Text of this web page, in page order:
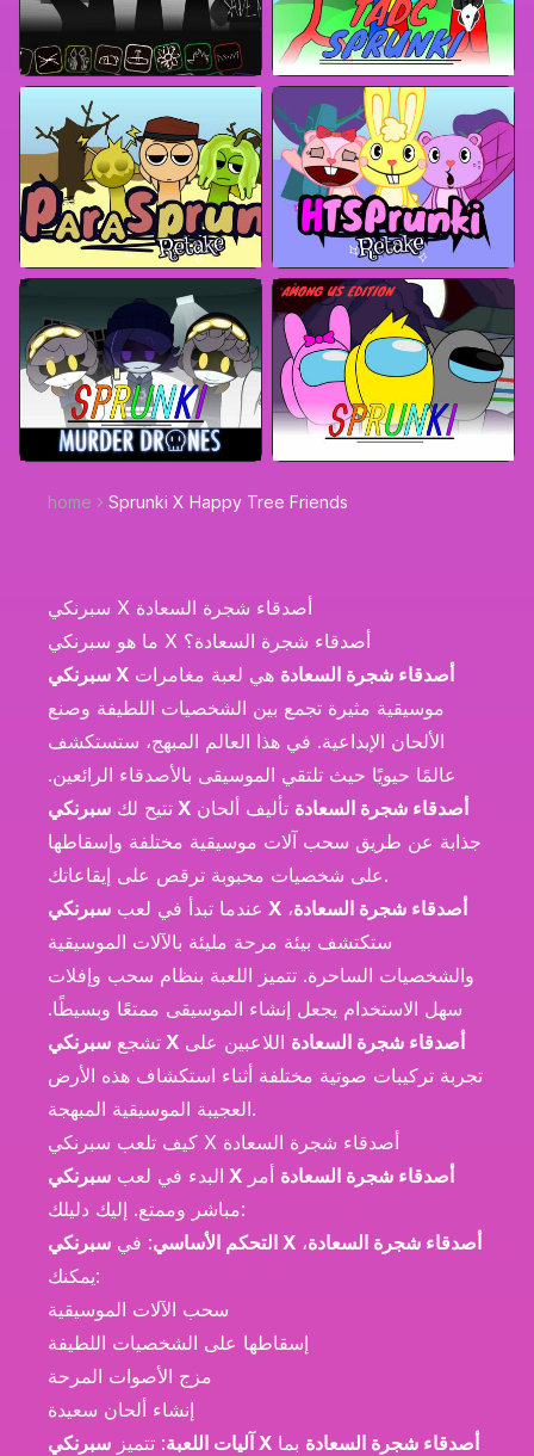
home Sprunki X Happy Tree Friends
سبرنكي X أصدقاء شجرة السعادة
ما هو سبرنكي X أصدقاء شجرة السعادة؟
سبرنكي X أصدقاء شجرة السعادة هي لعبة مغامرات
موسيقية مثيرة تجمع بين الشخصيات اللطيفة وصنع
الألحان الإبداعية. في هذا العالم المبهج، ستستكشف
عالمًا حيويًا حيث تلتقي الموسيقى بالأصدقاء الرائعين.
تتيح لك
سبرنكي X أصدقاء شجرة السعادة تأليف ألحان
جذابة عن طريق سحب آلات موسيقية مختلفة وإسقاطها
على شخصيات محبوبة ترقص على إيقاعاتك.
عندما تبدأ في لعب
سبرنكي X أصدقاء شجرة السعادة،
ستكتشف بيئة مرحة مليئة بالآلات الموسيقية
والشخصيات الساحرة. تتميز اللعبة بنظام سحب وإفلات
سهل الاستخدام يجعل إنشاء الموسيقى ممتعًا وبسيطًا.
تشجع
سبرنكي X أصدقاء شجرة السعادة اللاعبين على
تجربة تركيبات صوتية مختلفة أثناء استكشاف هذه الأرض
العجيبة الموسيقية المبهجة.
كيف تلعب سبرنكي X أصدقاء شجرة السعادة
البدء في لعب
سبرنكي X أصدقاء شجرة السعادة أمر
مباشر وممتع. إليك دليلك:
التحكم الأساسي: في سبرنكي X أصدقاء شجرة السعادة،
يمكنك:
سحب الآلات الموسيقية
إسقاطها على الشخصيات اللطيفة
مزج الأصوات المرحة
إنشاء ألحان سعيدة
آليات اللعبة: تتميز سبرنكي X أصدقاء شجرة السعادة بما